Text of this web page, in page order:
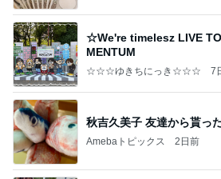
☆We're timelesz LIVE
MENTUM
☆☆☆ゆきちにっき☆☆☆ 7
秋吉久美子 友達から貰っ
Amebaトピックス 2日前